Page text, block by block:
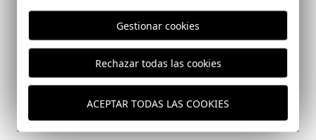
ENVIAR
Gestionar cookies
Rechazar todas las cookies
ACEPTAR TODAS LAS COOKIES